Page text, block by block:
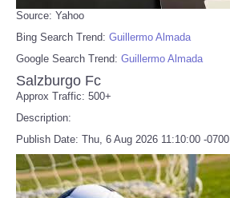
Source: Yahoo
Bing Search Trend: Guillermo Almada
Google Search Trend: Guillermo Almada
Salzburgo Fc
Approx Traffic: 500+
Description:
Publish Date: Thu, 6 Aug 2026 11:10:00 -0700